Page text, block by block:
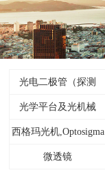
光电二极管（探测
器）
光学平台及光机械
西格玛光机,Optosigma
微透镜